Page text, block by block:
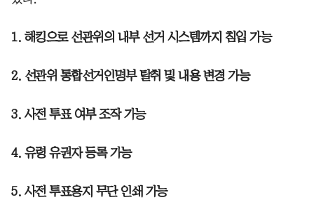
1. 해킹으로 선관위의 내부 선거 시스템까지 침입 가능
2. 선관위 통합선거인명부 탈취 및 내용 변경 가능
3. 사전 투표 여부 조작 가능
4. 유령 유권자 등록 가능
5. 사전 투표용지 무단 인쇄 가능